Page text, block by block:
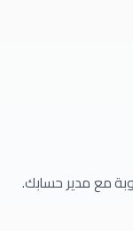
مع مدير حسابك.